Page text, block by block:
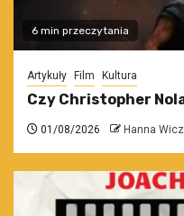
6 min przeczytania
Artykuły Film Kultura
Czy Christopher
01/08/2026 Hanna